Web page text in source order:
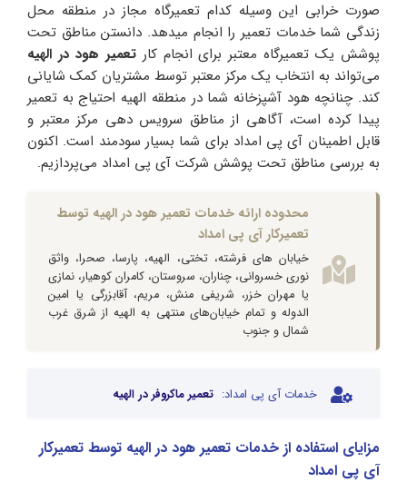
صورت خرابی این وسیله کدام تعمیرگاه مجاز در منطقه محل
زندگی شما خدمات تعمیر را انجام میدهد. دانستن مناطق تحت
پوشش یک تعمیرگاه معتبر برای انجام کارتعمیر هود در الهیه
می‌تواند به انتخاب یک مرکز معتبر توسط مشتریان کمک شایانی
کند. چنانچه هود آشپزخانه شما در منطقه الهیه احتیاج به تعمیر
پیدا کرده است، آگاهی از مناطق سرویس دهی مرکز معتبر و
قابل اطمینان آی پی امداد برای شما بسیار سودمند است. اکنون
به بررسی مناطق تحت پوشش شرکت آی پی امداد می‌پردازیم.
محدوده ارائه خدمات تعمیر هود در الهیه توسط
تعمیرکار آی پی امداد
خیابان های فرشته، تختی، الهیه، پارسا، صحرا، واثق
نوری خسروانی، چناران، سروستان، کامران کوهیار، نمازی
یا مهران خزر، شریفی منش، مریم، آقابزرگی یا امین
الدوله و تمام خیابان‌های منتهی به الهیه از شرق غرب
شمال و جنوب
خدمات آی پی امداد: تعمیر ماکروفر در الهیه
مزایای استفاده از خدمات تعمیر هود در الهیه توسط تعمیرکار
آی پی امداد